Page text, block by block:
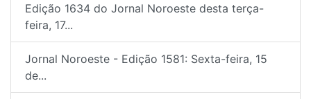
Edição 1634 do Jornal Noroeste desta terça-
feira, 17...
Jornal Noroeste - Edição 1581: Sexta-feira, 15
de...